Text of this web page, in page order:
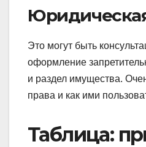
Это могут быть
оформление
и раздел имущества.
права и как ими
Таблица: